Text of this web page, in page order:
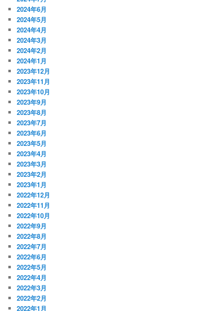
2024年6月
2024年5月
2024年4月
2024年3月
2024年2月
2024年1月
2023年12月
2023年11月
2023年10月
2023年9月
2023年8月
2023年7月
2023年6月
2023年5月
2023年4月
2023年3月
2023年2月
2023年1月
2022年12月
2022年11月
2022年10月
2022年9月
2022年8月
2022年7月
2022年6月
2022年5月
2022年4月
2022年3月
2022年2月
2022年1月